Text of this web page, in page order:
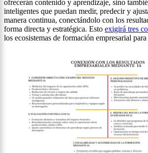
ofrecerán contenido y aprendizaje, sino
inteligentes que puedan medir, predecir y
manera continua, conectándolo con los
forma directa y estratégica. Esto exigirá tres
los ecosistemas de formación empresarial